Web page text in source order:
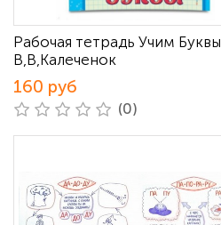
Рабочая тетрадь Учим Буквы
В,В,Калеченок
160 руб
(0)